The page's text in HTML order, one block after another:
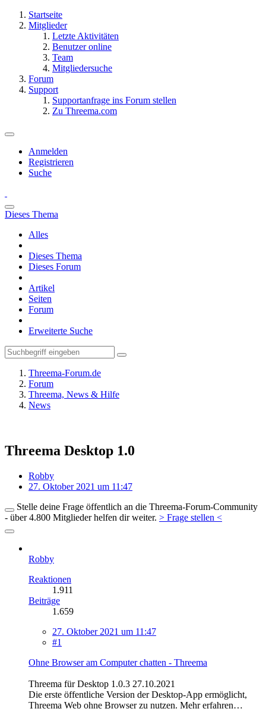
Startseite
Mitglieder
Letzte Aktivitäten
Benutzer online
Team
Mitgliedersuche
Forum
Support
Supportanfrage ins Forum stellen
Zu Threema.com
Anmelden
Registrieren
Suche
Dieses Thema
Alles
Dieses Thema
Dieses Forum
Artikel
Seiten
Forum
Erweiterte Suche
Threema-Forum.de
Forum
Threema, News & Hilfe
News
Threema Desktop 1.0
Robby
27. Oktober 2021 um 11:47
Stelle deine Frage öffentlich an die Threema-Forum-Community
- über 4.800 Mitglieder helfen dir weiter. > Frage stellen <
Robby
Reaktionen
1.911
Beiträge
1.659
27. Oktober 2021 um 11:47
#1
Ohne Browser am Computer chatten - Threema
Threema für Desktop 1.0.3 27.10.2021
Die erste öffentliche Version der Desktop-App ermöglicht,
Threema Web ohne Browser zu nutzen. Mehr erfahren…